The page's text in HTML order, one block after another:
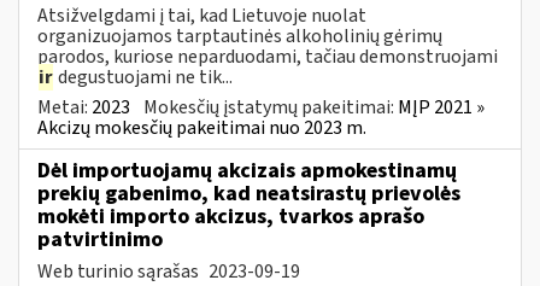
Atsižvelgdami į tai, kad Lietuvoje nuolat
organizuojamos tarptautinės alkoholinių gėrimų
parodos, kuriose neparduodami, tačiau demonstruojami
irdegustuojami ne tik...
Metai: 2023 Mokesčių įstatymų pakeitimai: MĮP 2021 »
Akcizų mokesčių pakeitimai nuo 2023 m.
Dėl importuojamų akcizais apmokestinamų
prekių gabenimo, kad neatsirastų prievolės
mokėti importo akcizus, tvarkos aprašo
patvirtinimo
Web turinio sąrašas 2023-09-19